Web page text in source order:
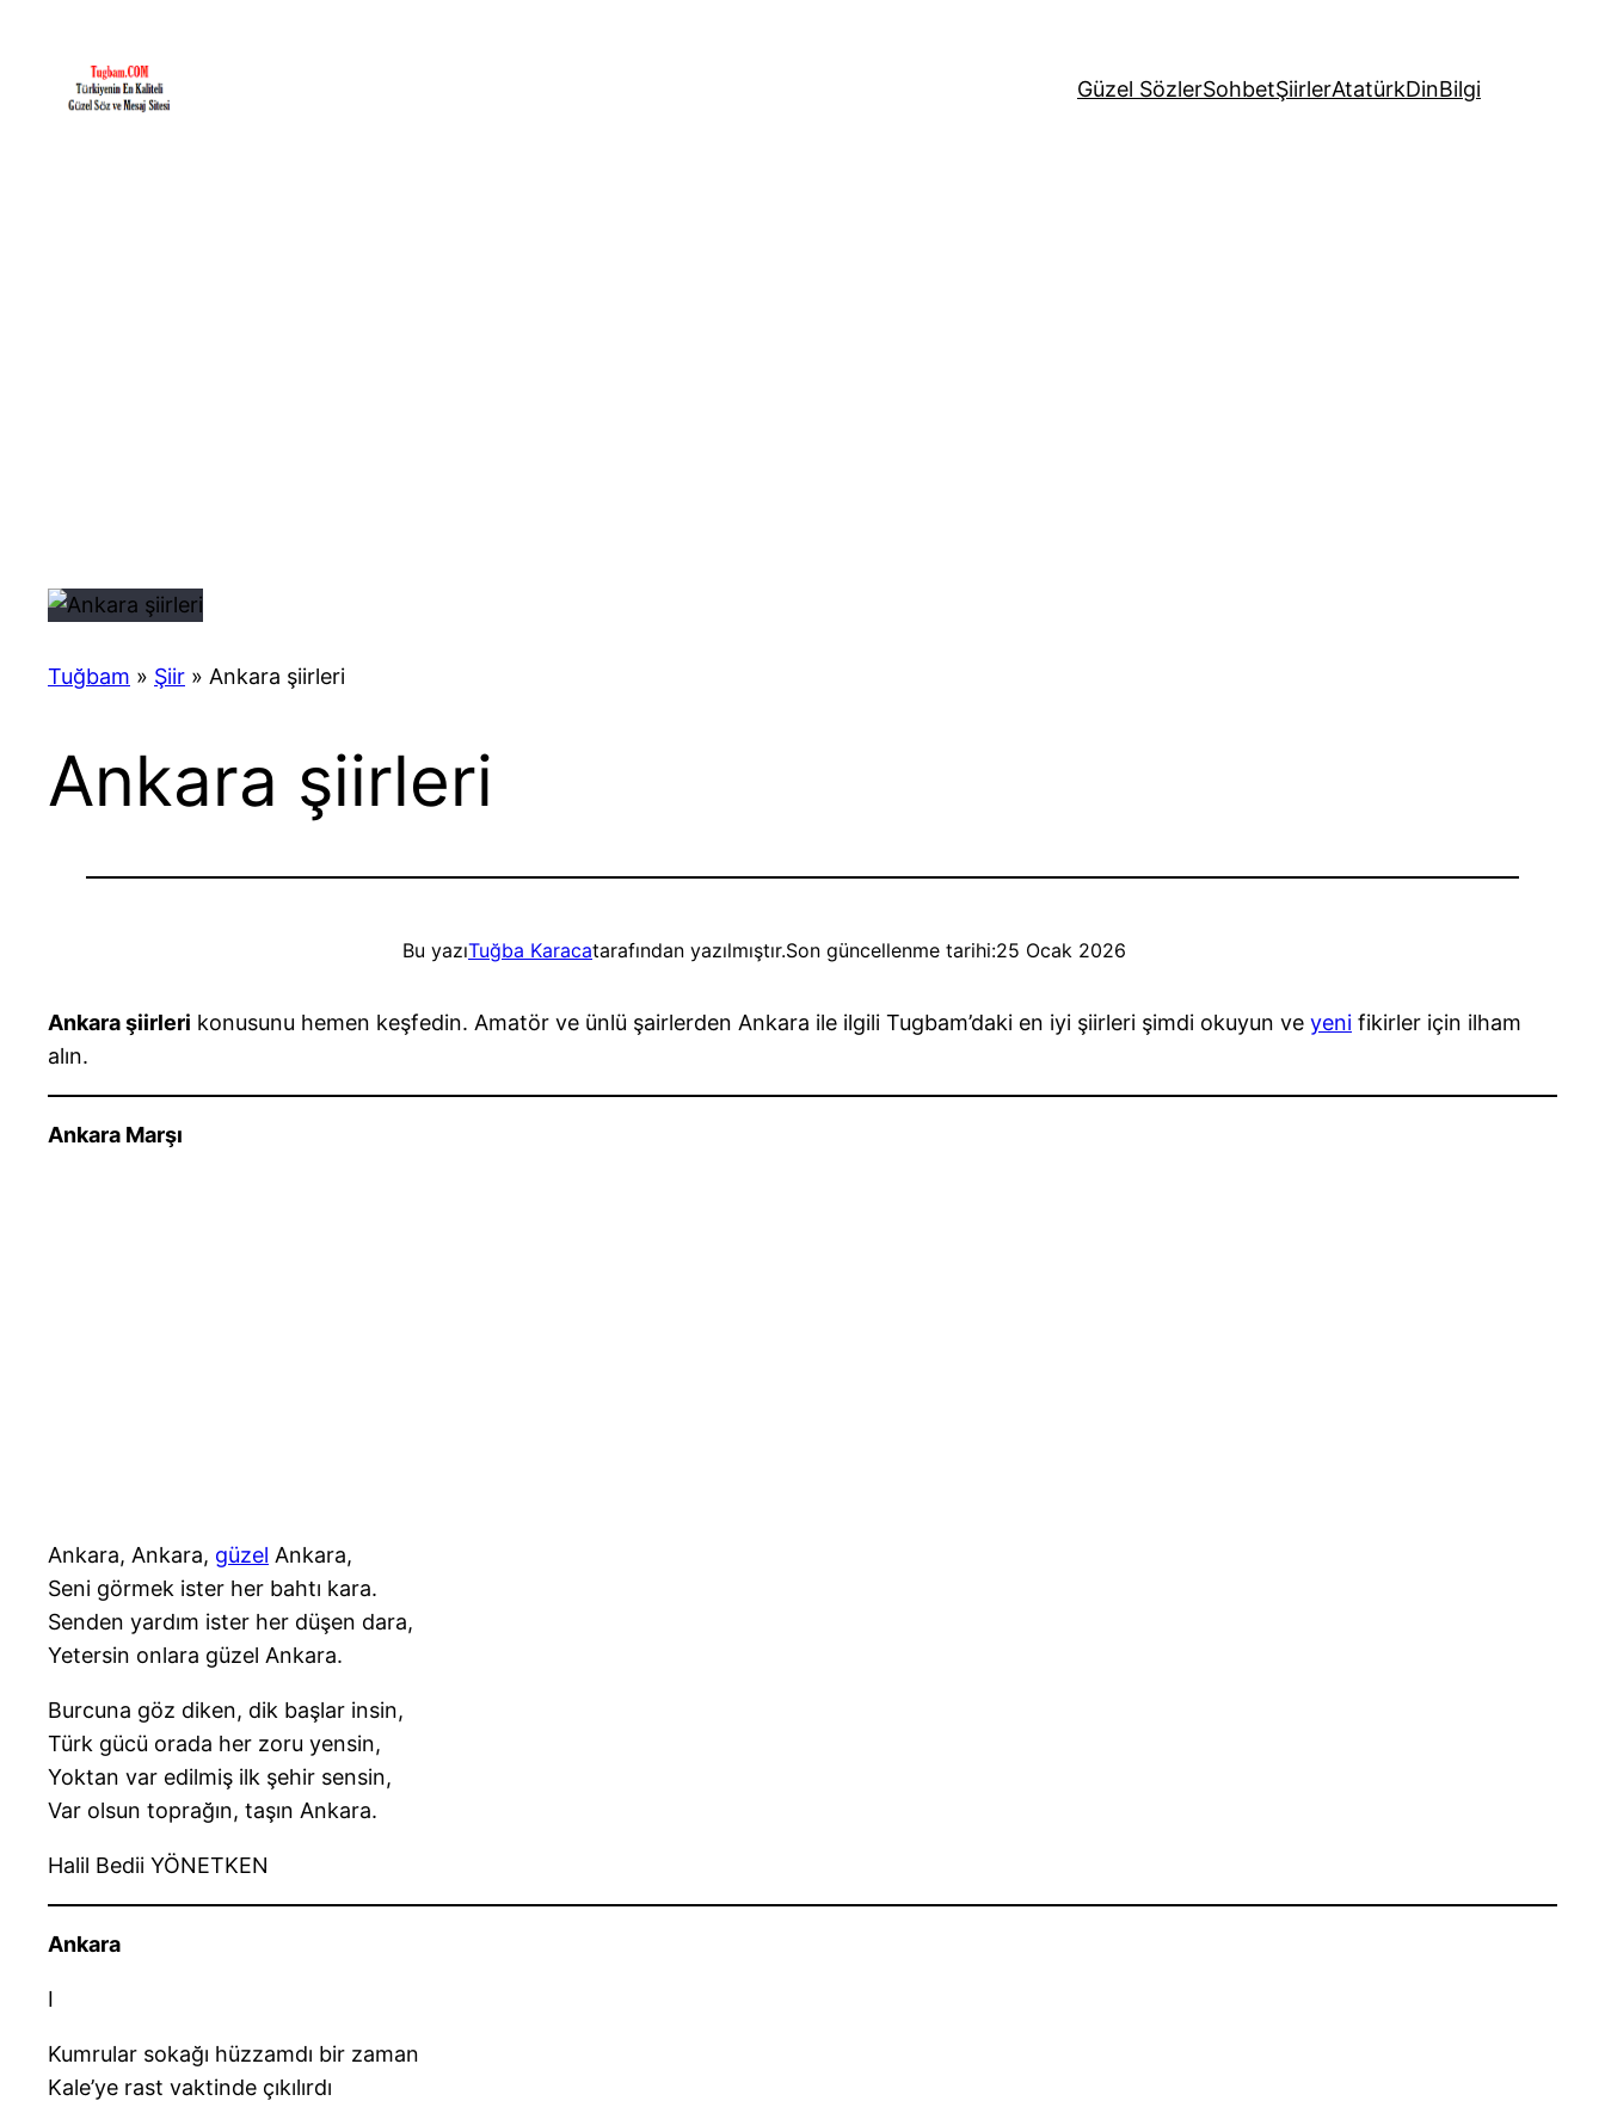
Güzel SözlerSohbetŞiirlerAtatürkDinBilgi
Tuğbam » Şiir » Ankara şiirleri
Ankara şiirleri
Bu yazıTuğba Karacatarafından yazılmıştır.Son güncellenme tarihi:25 Ocak 2026
Ankara şiirleri konusunu hemen keşfedin. Amatör ve ünlü şairlerden Ankara ile ilgili Tugbam’daki en iyi şiirleri şimdi okuyun ve yeni fikirler için ilham
alın.
Ankara Marşı
Ankara, Ankara, güzel Ankara,
Seni görmek ister her bahtı kara.
Senden yardım ister her düşen dara,
Yetersin onlara güzel Ankara.
Burcuna göz diken, dik başlar insin,
Türk gücü orada her zoru yensin,
Yoktan var edilmiş ilk şehir sensin,
Var olsun toprağın, taşın Ankara.
Halil Bedii YÖNETKEN
Ankara
I
Kumrular sokağı hüzzamdı bir zaman
Kale’ye rast vaktinde çıkılırdı